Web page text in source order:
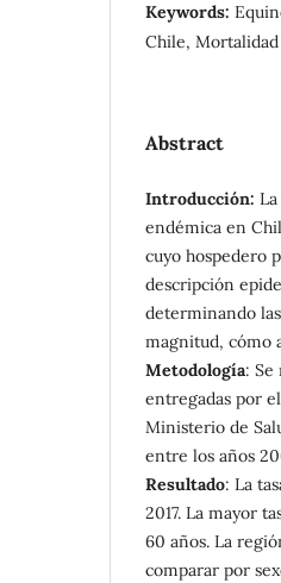
Keywords:
Chile, Mortalidad
Abstract
Introducción:
endémica en
cuyo hospedero
descripción
determinando
magnitud, cómo
Metodología: Se
entregadas por
Ministerio de
entre los años
Resultado: La
2017. La mayor
60 años. La
comparar por